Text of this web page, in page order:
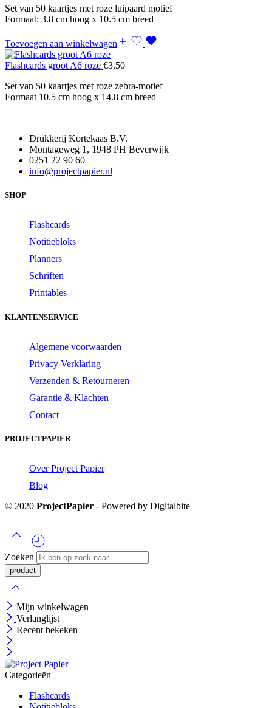
Set van 50 kaartjes met roze luipaard motief
Formaat: 3.8 cm hoog x 10.5 cm breed
Toevoegen aan winkelwagen
Flashcards groot A6 roze €3,50
Set van 50 kaartjes met roze zebra-motief
Formaat 10.5 cm hoog x 14.8 cm breed
Drukkerij Kortekaas B.V.
Montageweg 1, 1948 PH Beverwijk
0251 22 90 60
info@projectpapier.nl
SHOP
Flashcards
Notitiebloks
Planners
Schriften
Printables
KLANTENSERVICE
Algemene voorwaarden
Privacy Verklaring
Verzenden & Retourneren
Garantie & Klachten
Contact
PROJECTPAPIER
Over Project Papier
Blog
© 2020 ProjectPapier - Powered by Digitalbite
Zoeken
Mijn winkelwagen
Verlanglijst
Recent bekeken
Categorieën
Flashcards